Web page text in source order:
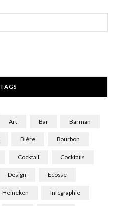
TAGS
Art Bar Barman
Bière Bourbon
Cocktail Cocktails
Design Ecosse
Heineken Infographie